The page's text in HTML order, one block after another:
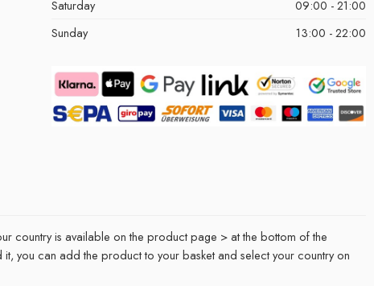
Saturday
09:00 - 21:00
Sunday
13:00 - 22:00
country is available on the product page > at the bottom of the
you can add the product to your basket and select your country on